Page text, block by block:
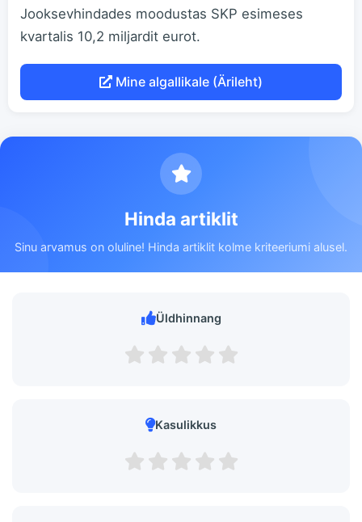
Jooksevhindades moodustas SKP esimeses
kvartalis 10,2 miljardit eurot.
Mine algallikale (Ärileht)
Hinda artiklit
Sinu arvamus on oluline! Hinda artiklit kolme kriteeriumi alusel.
Üldhinnang
Kasulikkus